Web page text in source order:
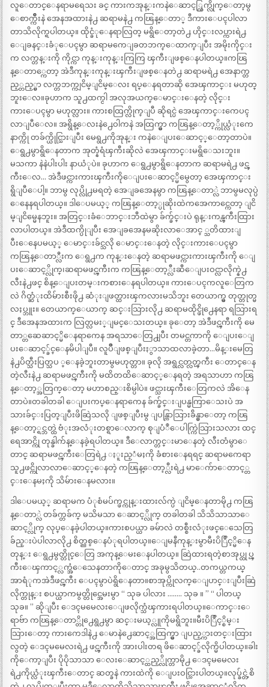
လူေတာင္ေနရာမရေသး ခင္ ကားကအုန္းကနဲေဆာင့္ထြက္လိုက္ေတာ့မွ
ေစာက္က်ိဳးနဲ အေနအထားနဲ႕ ဆရာမနဲ႕ ကၽြန္ေတာ္ ဒီကားေပၚပါလာ
တာသိလိုက္ရပါတယ္။ ထိုင္ခံုေနရာလြတ္ မရွိေတာ့တဲ႕ ဟိုင္းလပ္ကားရဲ႕
ေျခနင္းခံုေပၚမွာ ဆရာမကေျခတဘက္ေထာက္ျပီး အမိုးကိုင္း
က လက္တန္းကို ကိုင္ကာ ကုန္းကုန္းကြကြ ၾကီးျဖစ္ေနပါတယ္။ကၽြ
န္ေတာ္ကေတာ့ အဲဒီကုန္းကုန္းၾကီးျဖစ္ေနတဲ႕ ဆရာမရဲ႕ အေနာက္တ
ည့္တည့္မွာ လက္တဘက္ကျငိမ္ျငိမ္ေလး ရပ္ေနရတာဆို အေၾကာင္း မဟုတ္
ဘူးေလ။ခုဟာက သူ႕ထက္ငါ အလုအယက္ေမာင္းေနတဲ့ လိုင္း
ကားေပၚမွာ မဟုတ္လား။ ကားစထြက္လိုက္ျပီ ဆိုရင္ပဲ အေၾကာင္းကေပၚ
လာျပီေလ။ အရွိန္ေလးနဲ႕ေဝါကနဲ အထြက္မွာ ကၽြန္ေတာ့္ကိုယ္လံုးကေ
နာက္ကို တခ်က္ယိုင္သြားျပီး မေရွ႕ကိုအုန္း ကနဲေျပးေဆာင့္ေတာ့တာပဲ။
ေရွ႕မွာရွိေနတာက အုတ္နံရံၾကီးဆိုလဲ အေၾကာင္းမရွိေသးဘူး။
မသကာ နဲနဲပါးပါး နာယံုပဲ။ ခုဟာက ေရွ႕မွာရွိေနတာက ဆရာမရဲ႕ ဖင္ၾ
ကီးေလ… အဲဒီဖင္ကားကားၾကီးကိုေျပးေဆာင့္မိမွေတာ့ အေၾကာင္း
ရွိျပီေပါ့။ ဘာမွ လုပ္လို႕မရတဲ့ အေျခအေနမွာ ကၽြန္ေတာ္လဲ ဘာမွမလုပ္ပဲ
ေနေနရပါတယ္။ ဒါေပမယ့္ ကၽြန္ေတာ့္ပုဆိုးထဲကအေကာင္ကေတာ့ ျငိ
မ္ျငိမ္မေနဘူး။ အတြင္းခံေဘာင္းဘီထဲမွာ ခ်က္ခ်င္းပဲ ရုန္းကန္ၾကီးထြား
လာပါတယ္။ အဲဒီထက္ပိုျပီး အေျခအေနမဆိုးလာေအာင္ ္သတိထားျ
ပီးေနေပမယ့္ ေမာင္းခ်င္သလို ေမာင္းေနတဲ့ လိုင္းကားေပၚမွာ
ကၽြန္ေတာ္လီးက ေရွ႕က ကုန္းေနတဲ့ ဆရာမဖင္ကားကားၾကီးကို ေျ
ပးေဆာင့္လိုက္၊ဆရာမဖင္ၾကီးက ကၽြန္ေတာ့္လီးဆီေျပးဝင္လာလိုက္နဲ႕
လီးနဲ႕ဖင္ စိန္ေျပးတမ္းကစားေနရပါတယ္။ ကားေပၚကလူေတြက
လဲ ဂိတ္ဆံုးထိမ်ားစီးဖို႕ ဆံုးျဖတ္ထားၾကလားမသိဘူး တေယာက္မွ တုတ္တုတ္မ
လႈပ္ဘူး။ တေယာက္ေယာက္ ဆင္းသြားလို႕ ဆရာမထိုင္ဖို႕ေနရာ ရသြားရ
င္ ဒီအေနအထားက လြတ္လမး္ျမင္ေသးတယ္။ ခုေတာ့ အဲဒီဖင္ၾကီးကို မေ
တာ္တဆေဆာင့္မိေနရာကေန အရသာေတြ႕ျပီး တမင္တကာကို ေျပးေျ
ပးေဆာင့္ခ်င္ေနမိပါျပီ။ လူပ်ိဳျဖစ္ျပီးႏွာသာထလာခဲ့တာ…မိန္းမေတြ
နဲ႕ပိတ္သီးပြတ္သပ ္ေနခဲ့ဘူးတာမွမဟုတ္တာ။ ခုလို အရွင္လတ္လတ္ၾကီး ေတာင္ေန
တဲ့လီးနဲ႕ ဆရာမဖင္ၾကီးကို မထိတထိေဆာင့္ေနရတဲ့ အရသာဟာ ကၽြ
န္ေတာ့္အတြက္ေတာ့ မဟာစည္းစိမ္ပါပဲ။ ဖင္သားၾကီးေတြကလဲ အိေန
တာပဲ။တခါတခါ ေျပးကပ္ေနရာကေန ခ်က္ခ်င္းျပန္မကြာေသးပဲ အ
သားခ်င္းပြတ္ျပီးဖိဆြဲသလို ျဖစ္ျပီးမွ ျပန္ကြာသြားခ်ိန္မွာေတာ့ ကၽြ
န္ေတာ့္ရင္ဘတ္ထဲ ဗံုးအလံုးတစ္ရာေလာက္ စုျပံဳေပါက္ကြဲသြားသလား ထင္
ရေအာင္ကို တုန္ခါက်န္ေနခဲ့ရပါတယ္။ ဒီေလာက္တင္းမာေနတဲ့ လီးတံမွာေ
တာင္ ဆရာမဖင္ၾကီးေတြရဲ႕ ႏူးည့ံမႈကို ခံစားေနရရင္ ဆရာမကေရာ
သူ႕ဖင္ကိုလာလာေဆာင့္ေနတဲ့ ကၽြန္ေတာ့္လီးရဲ႕ မာေက်ာေတာင့္တ
င္းေနမႈကို သိမ်ားေနမလား။
ဒါေပမယ့္ ဆရာမက ပံုစံမပ်က္ဖင္ကုန္းထားလ်က္ပဲ ျငိမ္ေနတာမို႕ ကၽြ
န္ေတာ္လဲ တခ်က္တခ်က္ မသိမသာ ေဆာင့္လိုက္ တခါတခါ သိသိသာသာေ
ဆာင့္လိုက္ လုပ္ေနခဲ့ပါတယ္။ကားစပယ္ယာ ခမ်ာလဲ တစ္စီးလံုးဖင္ေသေတြ
ခ်ည္းပဲပါလာလို႕ စိတ္ညစ္ေနပံုရပါတယ္။ေျမနီကုန္းမွာမီးပိြဳင့္မိေန
တုန္း ေရွ႕မွတ္တိုင္ေတြ အကုန္ေမးေနပါတယ္။ ဆြဲထားရတဲ့စာအုပ္ထုပ္ၾ
ကီးေၾကာင့္လက္အံေသေနတာကိုေတာင္ အခုမွသိတယ္..တကယ္တကယ္
အာရံုကအဲဒီဖင္ၾကီး ေပၚမွာပဲရွိေနတာ။စာအုပ္ကိုလက္ေျပာင္းျပီးဆြဲ
လိုက္တုန္း စပယ္ယာကမွတ္တိုင္အေမးမွာ “ သုခ ပါလား …….. သုခ ။ ” “ ပါတယ္
သုခ။ ” ဆိုျပီး ေဒၚမမေလးေျဖလိုက္သံၾကားရပါတယ္။ေကာင္းေ
ရာဗ်ာ ကၽြန္ေတာ္တို႕ေရွ႕မွာ ဆင္းမယ့္လူကိုမရွိဘူး။မီးပိြဳင့္စိမ္း
သြားေတာ့ ကားကေဒါနဲ႕ ေမာနဲ႕ေဆာင့္အထြက္မွာ ျပည့္ကားတင္းထြား
လွတဲ့ ေဒၚမမေလးရဲ႕ ဖင္ၾကီးကို အားပါးတရ ဖိေဆာင့္ခ်လိုက္မိပါတယ္။ခါး
ကိုေကာ့ျပီး ပိုပိုသာသာ ေလးေဆာင့္ထည့္လိုက္တာမို႕ ေဒၚမမေလး
ရဲ႕ကိုယ္လံုးၾကီးေတာင္ ဆတ္ခနဲ ကားထဲကို ေျပးဝင္သြားပါတယ္။လုပ္ခ်င္တဲ့စိ